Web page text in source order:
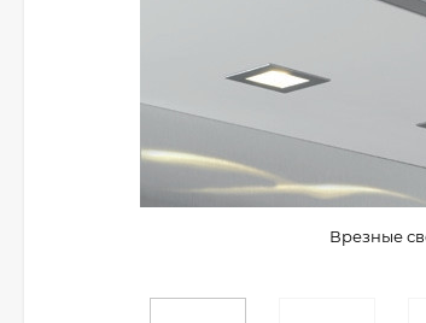
Врезные